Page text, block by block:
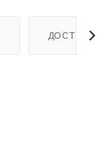
ДОСТАВКА